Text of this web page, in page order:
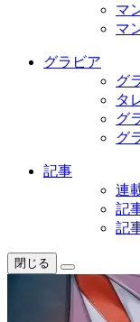
マ
マ
グラビア
グ
タ
グ
グ
記事
連
記
記
閉じる